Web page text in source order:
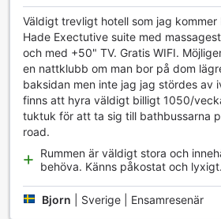
Transportmöjligheter på KTK
(Regent)
KTK Pattaya Hotel & Residence
omfattande utbud av
vistelse så bekväm och problemfri
tillhandahåller en smidig flygtransfer
gästerna att nå sina destinationer
du anländer sent på kvällen eller tidigt
du lita på att hotellets
hämta dig vid flygplatsen och ta dig
Pattaya.
För dem som vill utforska staden
Väldigt trevligt hotell som jag
Hade Exectutive suite med
och med +50" TV. Gratis WIFI.
en nattklubb om man bor på dom
baksidan men inte jag jag stördes av
finns att hyra väldigt billigt 1050/
tuktuk för att ta sig till bathbussarna
road.
Rummen är väldigt stora och
behöva. Känns påkostat och
Bjorn Sverige | Ensamresenär